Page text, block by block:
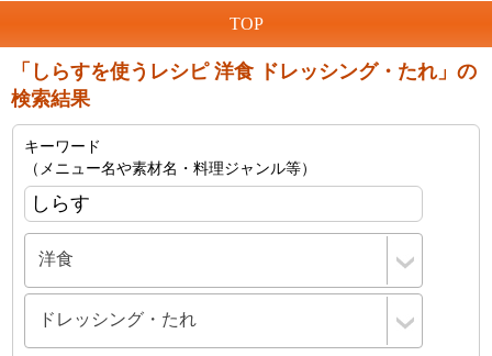
TOP
「しらすを使うレシピ 洋食 ドレッシング・たれ」の
検索結果
キーワード
（メニュー名や素材名・料理ジャンル等）